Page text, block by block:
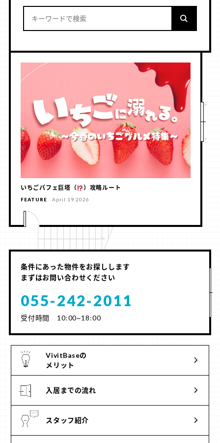
いちごパフェ巨塔（ ）攻略ルート
FEATURE April.19.2026
条件にあった物件をお探しします
まずはお問い合わせください
055-242-2011
受付時間 10:00~18:00
VivitBaseの
メリット
入居までの流れ
スタッフ紹介